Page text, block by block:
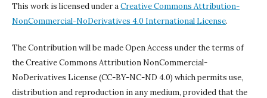
This work is licensed under aCreative Commons Attribution-
NonCommercial-NoDerivatives 4.0 International License.
The Contribution will be made Open Access under the terms of
the Creative Commons Attribution NonCommercial-
NoDerivatives License (CC-BY-NC-ND 4.0) which permits use,
distribution and reproduction in any medium, provided that the